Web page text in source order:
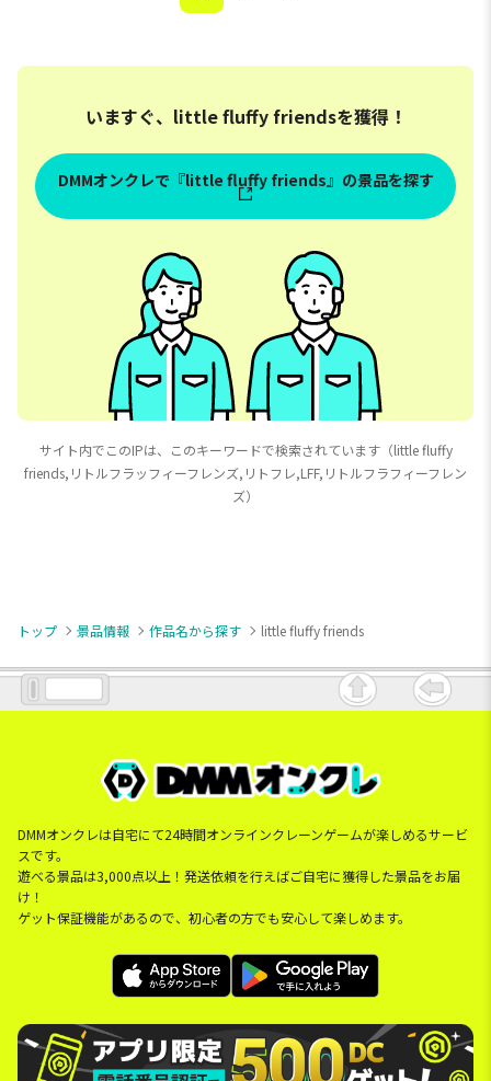
いますぐ、little fluffy friendsを獲得！
DMMオンクレで『little fluffy friends』の景品を探す
サイト内でこのIPは、このキーワードで検索されています（little fluffy
friends,リトルフラッフィーフレンズ,リトフレ,LFF,リトルフラフィーフレン
ズ）
トップ 景品情報 作品名から探す little fluffy friends
DMMオンクレは自宅にて24時間オンラインクレーンゲームが楽しめるサービ
スです。
遊べる景品は3,000点以上！発送依頼を行えばご自宅に獲得した景品をお届
け！
ゲット保証機能があるので、初心者の方でも安心して楽しめます。